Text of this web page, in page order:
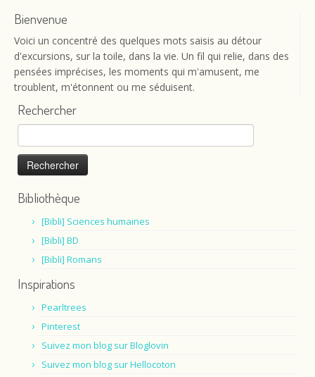
Bienvenue
Voici un concentré des quelques mots saisis au détour
d'excursions, sur la toile, dans la vie. Un fil qui relie, dans des
pensées imprécises, les moments qui m'amusent, me
troublent, m'étonnent ou me séduisent.
Rechercher
Rechercher :
Bibliothèque
[Bibli] Sciences humaines
[Bibli] BD
[Bibli] Romans
Inspirations
Pearltrees
Pinterest
Suivez mon blog sur Bloglovin
Suivez mon blog sur Hellocoton